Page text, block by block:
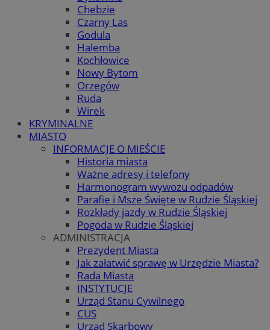
Chebzie
Czarny Las
Godula
Halemba
Kochłowice
Nowy Bytom
Orzegów
Ruda
Wirek
KRYMINALNE
MIASTO
INFORMACJE O MIEŚCIE
Historia miasta
Ważne adresy i telefony
Harmonogram wywozu odpadów
Parafie i Msze Święte w Rudzie Śląskiej
Rozkłady jazdy w Rudzie Śląskiej
Pogoda w Rudzie Śląskiej
ADMINISTRACJA
Prezydent Miasta
Jak załatwić sprawę w Urzędzie Miasta?
Rada Miasta
INSTYTUCJE
Urząd Stanu Cywilnego
CUS
Urząd Skarbowy